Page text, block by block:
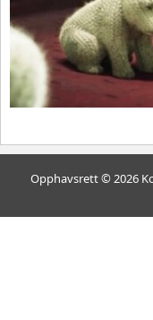
Opphavsrett © 2026